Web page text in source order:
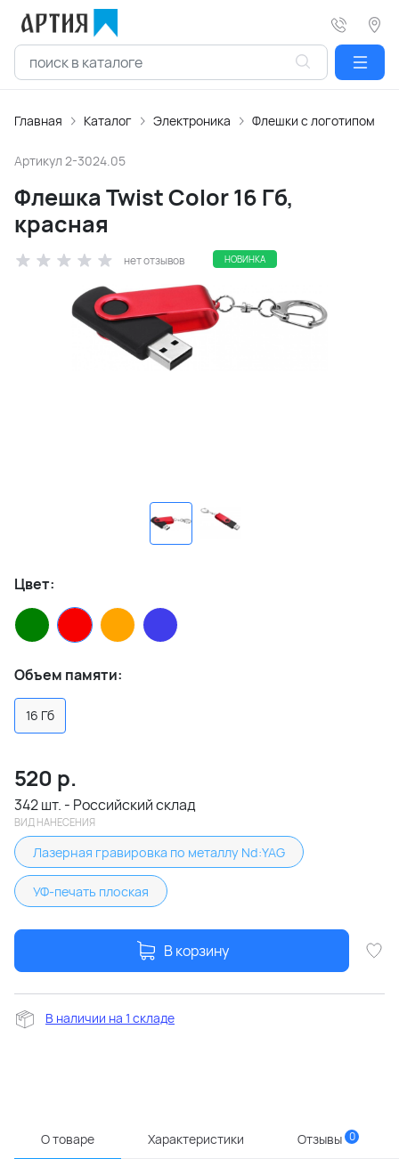
Главная Каталог Электроника Флешки с логотипом
Артикул 2-3024.05
Флешка Twist Color 16 Гб,
красная
нет отзывов НОВИНКА
Цвет:
Объем памяти:
16 Гб
520 р.
342 шт. - Российский склад
ВИД НАНЕСЕНИЯ
Лазерная гравировка по металлу Nd:YAG
УФ-печать плоская
В корзину
В наличии на 1 складе
О товаре Характеристики Отзывы 0